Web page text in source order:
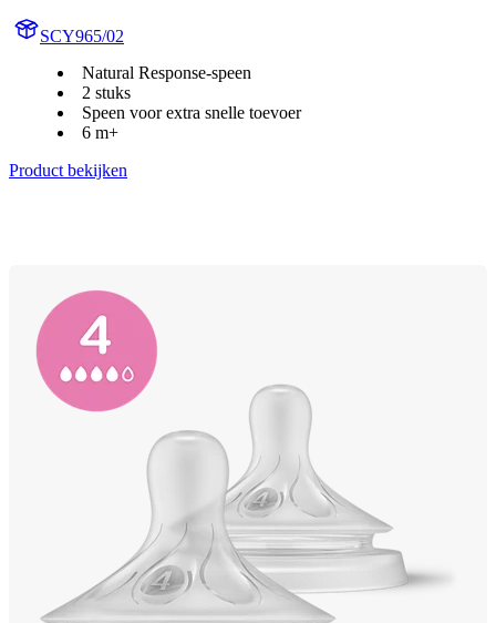
SCY965/02
Natural Response-speen
2 stuks
Speen voor extra snelle toevoer
6 m+
Product bekijken